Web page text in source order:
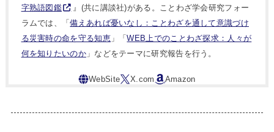
字熟語図鑑
』(共に講談社)がある。ことわざ学会研究フォー
ラムでは、「備えあれば憂いなし：ことわざを通して意識づけ
る災害時の命を守る知恵」「WEB上でのことわざ探求：人々が
何を知りたいのか」などをテーマに研究報告を行う。